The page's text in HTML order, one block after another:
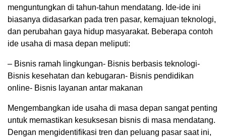
menguntungkan di tahun-tahun mendatang. Ide-ide ini
biasanya didasarkan pada tren pasar, kemajuan teknologi,
dan perubahan gaya hidup masyarakat. Beberapa contoh
ide usaha di masa depan meliputi:
– Bisnis ramah lingkungan- Bisnis berbasis teknologi-
Bisnis kesehatan dan kebugaran- Bisnis pendidikan
online- Bisnis layanan antar makanan
Mengembangkan ide usaha di masa depan sangat penting
untuk memastikan kesuksesan bisnis di masa mendatang.
Dengan mengidentifikasi tren dan peluang pasar saat ini,